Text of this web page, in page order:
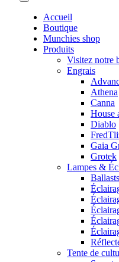
Accueil
Boutique
Munchies shop
Produits
Visitez notre
Engrais
Athena
Canna
House
Diablo
Gaia
Grotek
Lampes &
Tente de